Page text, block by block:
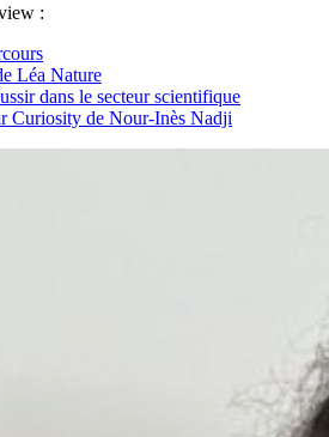
:
Léa Nature
dans le secteur scientifique
Curiosity de Nour-Inès Nadji